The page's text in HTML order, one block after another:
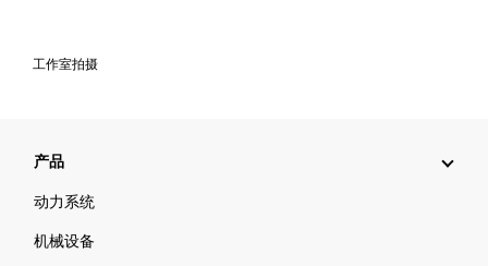
工作室拍摄
产品
动力系统
机械设备